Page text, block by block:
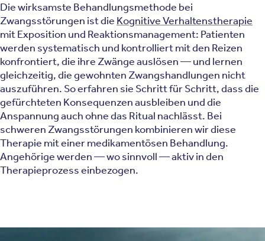
Die wirksamste Behandlungsmethode bei
Zwangsstörungen ist die Kognitive Verhaltenstherapie
mit Exposition und Reaktionsmanagement: Patienten
werden systematisch und kontrolliert mit den Reizen
konfrontiert, die ihre Zwänge auslösen — und lernen
gleichzeitig, die gewohnten Zwangshandlungen nicht
auszuführen. So erfahren sie Schritt für Schritt, dass die
gefürchteten Konsequenzen ausbleiben und die
Anspannung auch ohne das Ritual nachlässt. Bei
schweren Zwangsstörungen kombinieren wir diese
Therapie mit einer medikamentösen Behandlung.
Angehörige werden — wo sinnvoll — aktiv in den
Therapieprozess einbezogen.
Zur Behandlung von OCD setzen wir unter anderem